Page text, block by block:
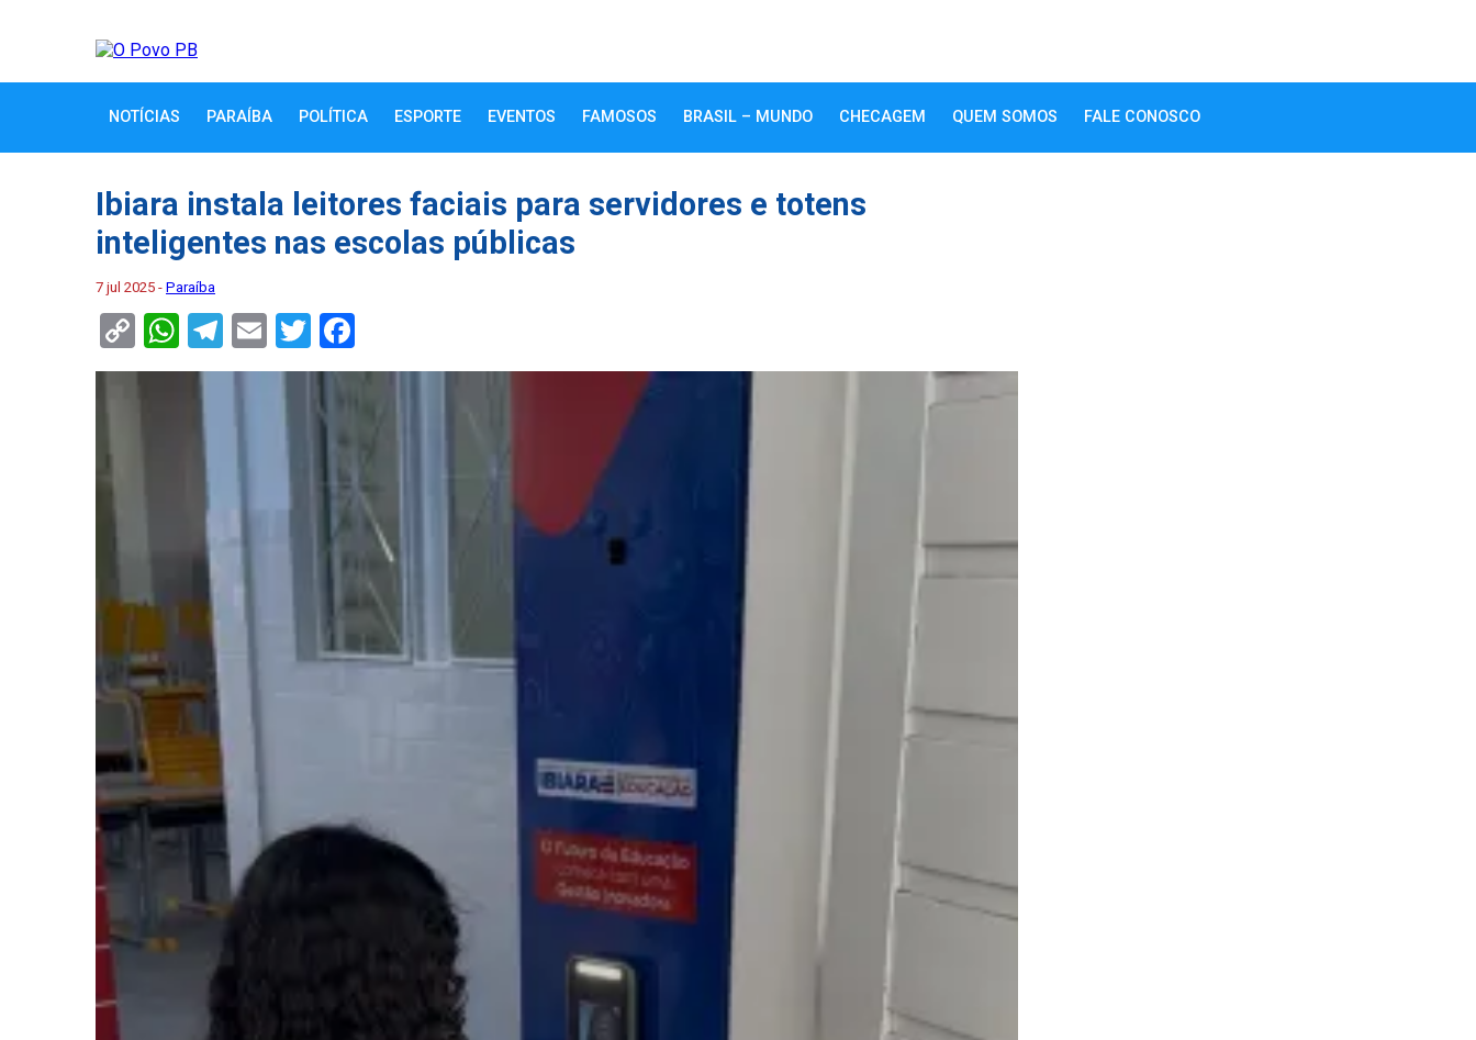
NOTÍCIAS PARAÍBA POLÍTICA ESPORTE EVENTOS FAMOSOS BRASIL – MUNDO CHECAGEM QUEM SOMOS FALE CONOSCO
Ibiara instala leitores faciais para servidores e totens
inteligentes nas escolas públicas
7 jul 2025 - Paraíba
Copy
Link
WhatsApp
Telegram
EmailTwitter